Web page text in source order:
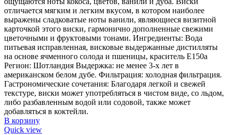
отличается мягким и легким вкусом, в котором наиболее
выражены сладковатые ноты ванили, являющиеся визитной
карточкой этого виски, гармонично дополненные свежими
цветочными и фруктовыми тонами. Ингредиенты: Вода
питьевая исправленная, висковые выдержанные дистилляты
на основе ячменного солода и пшеницы, краситель Е150а
Регион: Шотландия Выдержка: не менее 3-х лет в
американском белом дубе. Фильтрация: холодная фильтрация.
Гастрономические сочетания: Благодаря легкой и свежей
текстуре, виски может употребляться в чистом виде, со льдом,
либо разбавленным водой или содовой, также может
добавляться в коктейли.
В корзину
Quick view